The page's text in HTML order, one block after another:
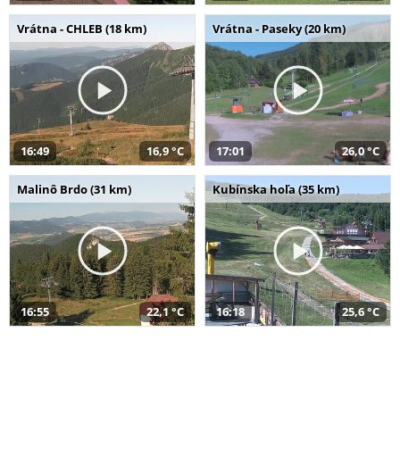
Vrátna - CHLEB (18 km)
16:49 16,9 °C
Vrátna - Paseky (20 km)
17:01 26,0 °C
Malinô Brdo (31 km)
16:55 22,1 °C
Kubínska hoľa (35 km)
16:18 25,6 °C